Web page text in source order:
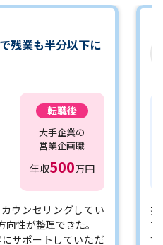
残業も半分以下に
転職後
大手企業の
営業企画職
年収500万円
ウンセリングしてい
性が整理できた。
サポートしていただ